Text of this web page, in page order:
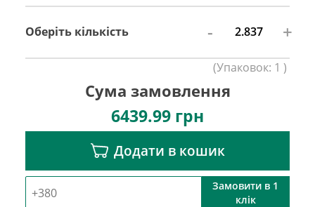
Оберіть кількість - +
(Упаковок: 1 )
Сума замовлення
6439.99 грн
Додати в кошик
Замовити в 1
клік